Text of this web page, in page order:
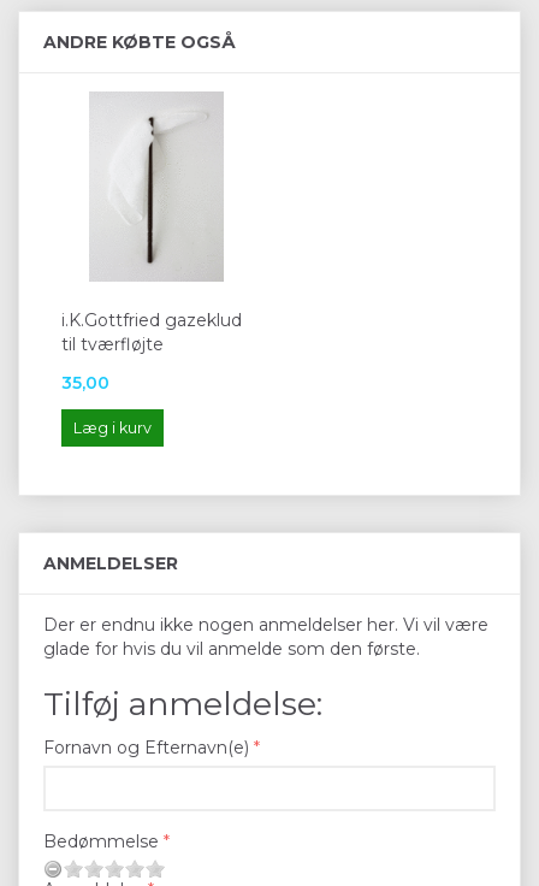
ANDRE KØBTE OGSÅ
i.K.Gottfried gazeklud
til tværfløjte
35,00
Læg i kurv
ANMELDELSER
Der er endnu ikke nogen anmeldelser her. Vi vil være
glade for hvis du vil anmelde som den første.
Tilføj anmeldelse:
Fornavn og Efternavn(e)
Bedømmelse